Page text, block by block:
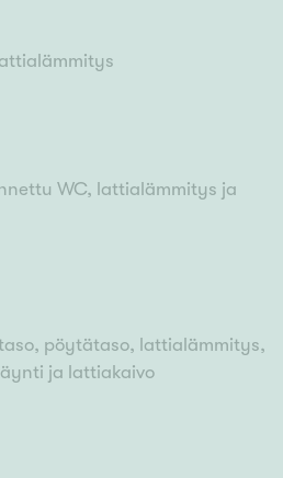
WC, lattialämmitys ja
pöytätaso, lattialämmitys,
ja lattiakaivo